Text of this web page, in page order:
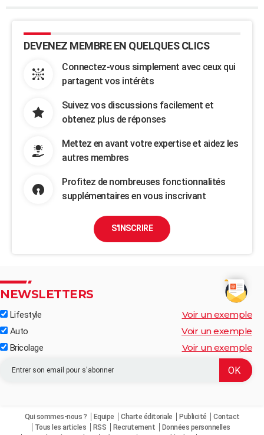
DEVENEZ MEMBRE EN QUELQUES CLICS
Connectez-vous simplement avec ceux qui
partagent vos intérêts
Suivez vos discussions facilement et
obtenez plus de réponses
Mettez en avant votre expertise et aidez les
autres membres
Profitez de nombreuses fonctionnalités
supplémentaires en vous inscrivant
S'INSCRIRE
NEWSLETTERS
Lifestyle Voir un exemple
Auto Voir un exemple
Bricolage Voir un exemple
Qui sommes-nous ? Equipe Charte éditoriale Publicité
Contact
Tous les articles
RSS Recrutement
Données personnelles